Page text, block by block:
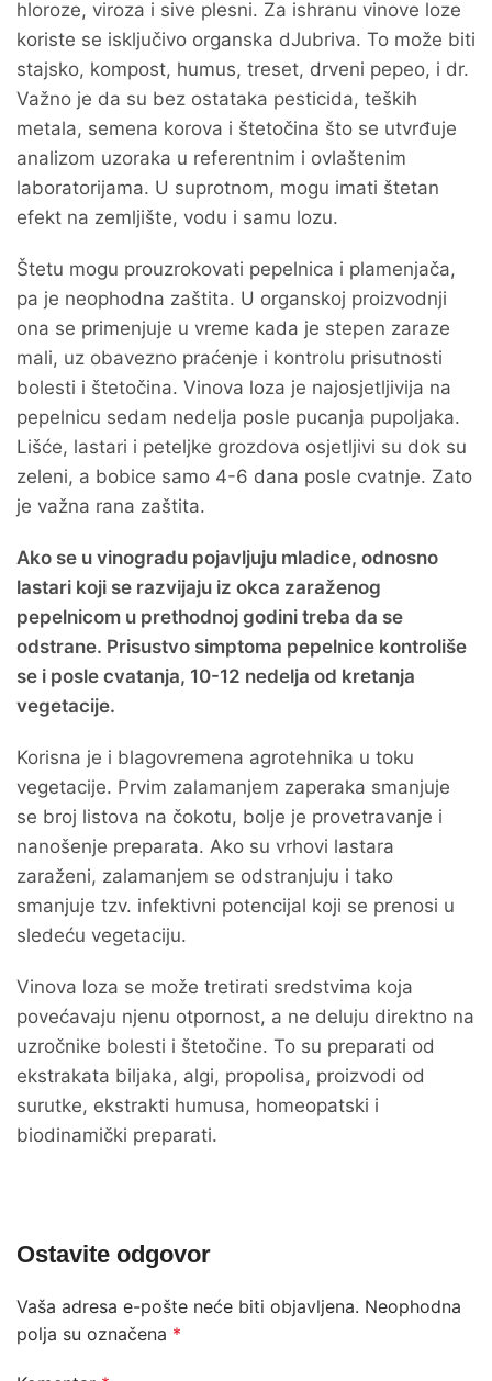
hloroze, viroza i sive plesni. Za ishranu vinove loze
koriste se isključivo organska dJubriva. To može biti
stajsko, kompost, humus, treset, drveni pepeo, i dr.
Važno je da su bez ostataka pesticida, teških
metala, semena korova i štetočina što se utvrđuje
analizom uzoraka u referentnim i ovlaštenim
laboratorijama. U suprotnom, mogu imati štetan
efekt na zemljište, vodu i samu lozu.
Štetu mogu prouzrokovati pepelnica i plamenjača,
pa je neophodna zaštita. U organskoj proizvodnji
ona se primenjuje u vreme kada je stepen zaraze
mali, uz obavezno praćenje i kontrolu prisutnosti
bolesti i štetočina. Vinova loza je najosjetljivija na
pepelnicu sedam nedelja posle pucanja pupoljaka.
Lišće, lastari i peteljke grozdova osjetljivi su dok su
zeleni, a bobice samo 4-6 dana posle cvatnje. Zato
je važna rana zaštita.
Ako se u vinogradu pojavljuju mladice, odnosno
lastari koji se razvijaju iz okca zaraženog
pepelnicom u prethodnoj godini treba da se
odstrane. Prisustvo simptoma pepelnice kontroliše
se i posle cvatanja, 10-12 nedelja od kretanja
vegetacije.
Korisna je i blagovremena agrotehnika u toku
vegetacije. Prvim zalamanjem zaperaka smanjuje
se broj listova na čokotu, bolje je provetravanje i
nanošenje preparata. Ako su vrhovi lastara
zaraženi, zalamanjem se odstranjuju i tako
smanjuje tzv. infektivni potencijal koji se prenosi u
sledeću vegetaciju.
Vinova loza se može tretirati sredstvima koja
povećavaju njenu otpornost, a ne deluju direktno na
uzročnike bolesti i štetočine. To su preparati od
ekstrakata biljaka, algi, propolisa, proizvodi od
surutke, ekstrakti humusa, homeopatski i
biodinamički preparati.
Ostavite odgovor
Vaša adresa e-pošte neće biti objavljena. Neophodna
polja su označena *